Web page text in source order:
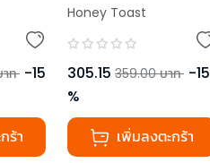
ท -15
ร้า
Honey Toast
305.15 359.00 บาท -15
%
เพิ่มลงตะกร้า